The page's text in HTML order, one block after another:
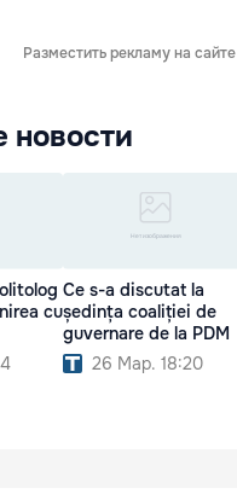
Разместить рекламу на сайте
новости
cu
Ce s-a discutat la
ședința coaliției de
guvernare de la PDM
26 Мар. 18:20